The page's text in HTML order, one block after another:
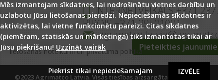
Pieteikties
INTERNETVEIKALS +371
BIROJS +371 29501001
lietošanas noteikumi un privātuma politika
©2023 Agrimatco Latvia. Visas tiesības aizsargātas
Mēs izmantojam sīkdatnes, lai nodrošinātu vietnes darbību un
uzlabotu Jūsu lietošanas pieredzi. Nepieciešamās sīkdatnes ir
aktivizētas, lai vietne funkcionētu pareizi. Citas sīkdatnes
(piemēram, statiskās un mārketinga) tiks izmantotas tikai ar
Jūsu piekrišanu! Uzzināt vairāk
IZVĒLE
Piekrist tikai nepieciešamajam